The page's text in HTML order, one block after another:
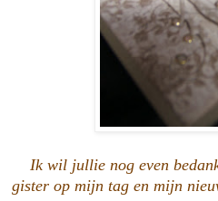
Ik wil jullie nog even
gister op mijn tag en mijn